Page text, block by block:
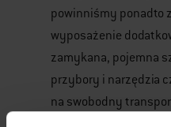
powinniśmy ponadto
wyposażenie
zamykana, pojemna
przybory i narzędzia
na swobodny
wpływa korzystnie